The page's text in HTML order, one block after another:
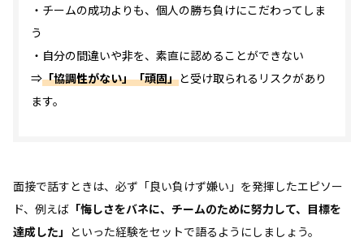
・チームの成功よりも、個人の勝ち負けにこだわってしま
う
・自分の間違いや非を、素直に認めることができない
⇒「協調性がない」「頑固」と受け取られるリスクがあり
ます。
面接で話すときは、必ず「良い負けず嫌い」を発揮したエピソー
ド、例えば 「悔しさをバネに、チームのために努力して、目標を
達成した」 といった経験をセットで語るようにしましょう。